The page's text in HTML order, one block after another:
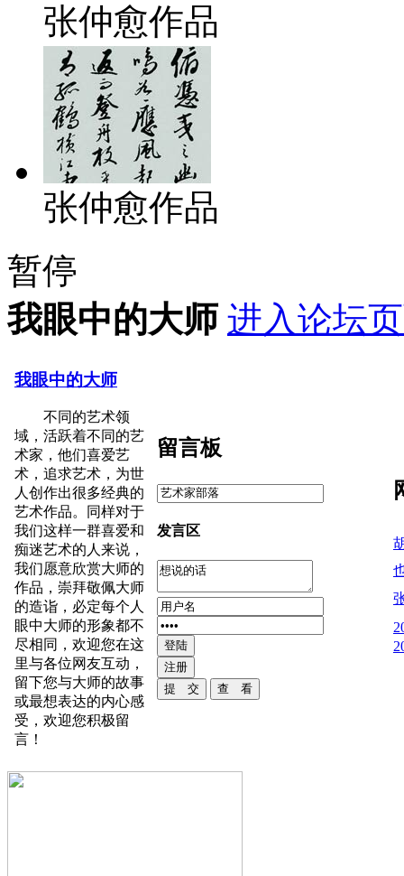
张仲愈作品
张仲愈作品
暂停
我眼中的大师 进入论坛
我眼中的大师
不同的艺术领
域，活跃着不同的艺
术家，他们喜爱艺
术，追求艺术，为世
人创作出很多经典的
艺术作品。同样对于
我们这样一群喜爱和
痴迷艺术的人来说，
我们愿意欣赏大师的
作品，崇拜敬佩大师
的造诣，必定每个人
眼中大师的形象都不
尽相同，欢迎您在这
里与各位网友互动，
留下您与大师的故事
或最想表达的内心感
受，欢迎您积极留
言！
留言板
发言区